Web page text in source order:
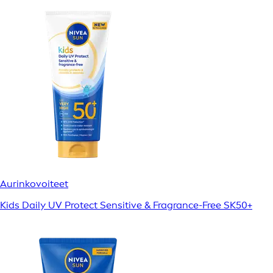
Aurinkovoiteet
Kids Daily UV Protect Sensitive & Fragrance-Free SK50+